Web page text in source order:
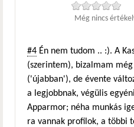
Még nincs
#4 Én nem tudom .. :). A
(szerintem), bizalmam
('újabban'), de évente
a legjobbnak, végülis
Apparmor; néha munkás
ra vannak profilok, a többi